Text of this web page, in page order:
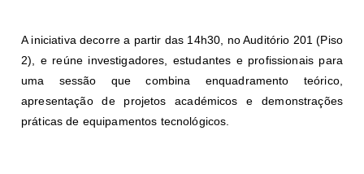
A iniciativa decorre a partir das 14h30, no Auditório 201 (Piso
2), e reúne investigadores, estudantes e profissionais para
uma sessão que combina enquadramento teórico,
apresentação de projetos académicos e demonstrações
práticas de equipamentos tecnológicos.